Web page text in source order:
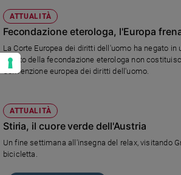
ATTUALITÀ
Fecondazione eterologa, l'Europa
La Corte Europea dei diritti dell'uomo ha negato in
divieto della fecondazione eterologa non
Convenzione europea dei diritti dell'uomo.
ATTUALITÀ
Stiria, il cuore verde dell'Austria
Un fine settimana all'insegna del relax, visitando
bicicletta.